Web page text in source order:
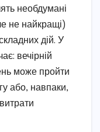
необдумані
не найкращі)
дій. У
вечірній
може пройти
або, навпаки,